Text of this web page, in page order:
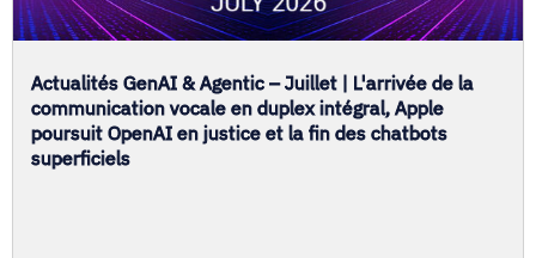
Actualités GenAI & Agentic – Juillet | L'arrivée de la
communication vocale en duplex intégral, Apple
poursuit OpenAI en justice et la fin des chatbots
superficiels